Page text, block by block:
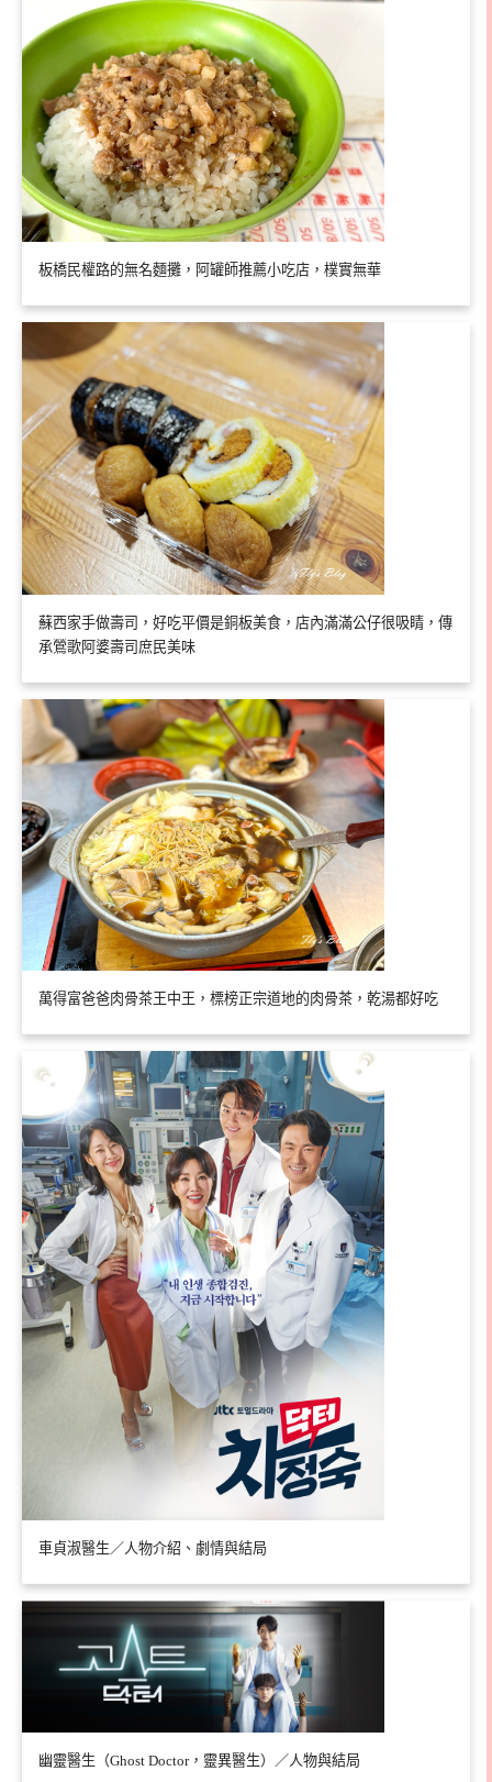
板橋民權路的無名麵攤，阿罐師推薦小吃店，樸實無華
蘇西家手做壽司，好吃平價是銅板美食，店內滿滿公仔很吸睛，傳
承鶯歌阿婆壽司庶民美味
萬得富爸爸肉骨茶王中王，標榜正宗道地的肉骨茶，乾湯都好吃
車貞淑醫生／人物介紹、劇情與結局
幽靈醫生（Ghost Doctor，靈異醫生）／人物與結局